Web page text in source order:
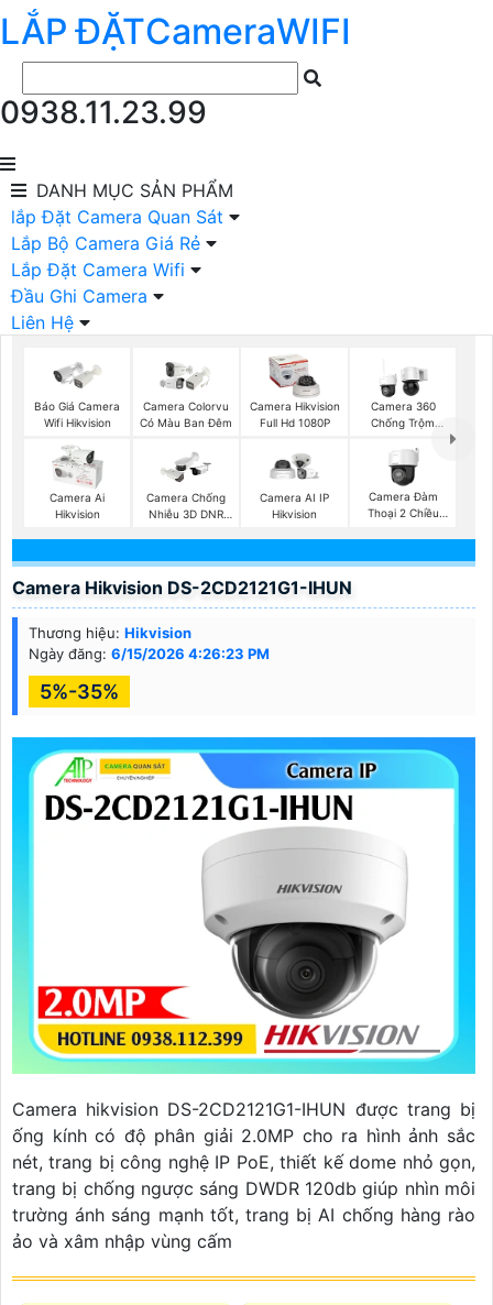
LẮP ĐẶTCameraWIFI
0938.11.23.99
DANH MỤC SẢN PHẨM
lắp Đặt Camera Quan Sát
Lắp Bộ Camera Giá Rẻ
Lắp Đặt Camera Wifi
Đầu Ghi Camera
Liên Hệ
Báo Giá Camera
Wifi Hikvision
Camera Colorvu
Có Màu Ban Đêm
Camera Hikvision
Full Hd 1080P
Camera 360
Chống Trộm
Camera Ai
Hikvision
Camera Chống
Nhiễu 3D DNR
Camera AI IP
Hikvision
Camera Đàm
Thoại 2 Chiều
Camera Hikvision DS-2CD2121G1-IHUN
Thương hiệu: Hikvision
Ngày đăng: 6/15/2026 4:26:23 PM
5%-35%
Camera hikvision DS-2CD2121G1-IHUN được trang bị
ống kính có độ phân giải 2.0MP cho ra hình ảnh sắc
nét, trang bị công nghệ IP PoE, thiết kế dome nhỏ gọn,
trang bị chống ngược sáng DWDR 120db giúp nhìn môi
trường ánh sáng mạnh tốt, trang bị AI chống hàng rào
ảo và xâm nhập vùng cấm